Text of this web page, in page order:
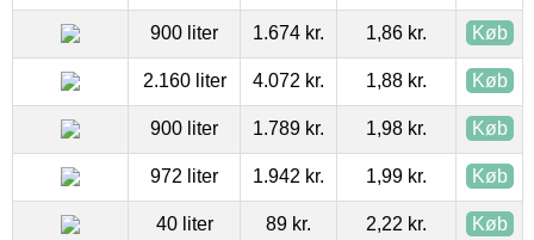
900 liter 1.674 kr. 1,86 kr. Køb
2.160 liter 4.072 kr. 1,88 kr. Køb
900 liter 1.789 kr. 1,98 kr. Køb
972 liter 1.942 kr. 1,99 kr. Køb
40 liter 89 kr. 2,22 kr. Køb